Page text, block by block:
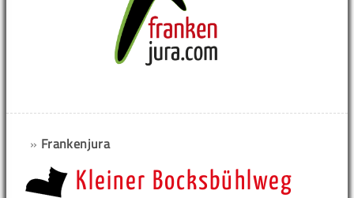
» Frankenjura
Kleiner Bocksbühlweg